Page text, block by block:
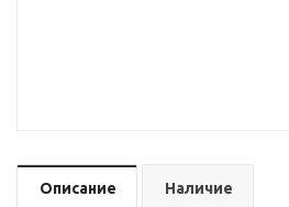
Описание Наличие